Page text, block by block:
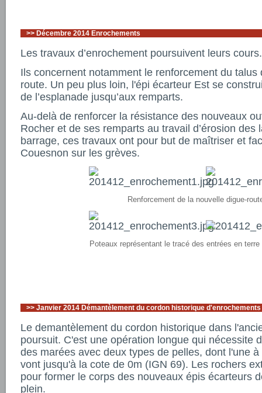
>> Décembre 2014 Enrochements
Les travaux d’enrochement poursuivent leurs cours.
Ils concernent notamment le renforcement du talus
route. Un peu plus loin, l'épi écarteur Est se
de l’esplanade jusqu’aux remparts.
Au-delà de renforcer la résistance des nouveaux
Rocher et de ses remparts au travail d’érosion des
barrage, ces travaux ont pour but de maîtriser et
Couesnon sur les grèves.
Renforcement de la nouvelle digue-
Poteaux représentant le tracé des entrées en
>> Janvier 2014 Démantèlement du cordon historique d'enrochements
Le demantèlement du cordon historique dans
poursuit. C'est une opération longue qui nécessite
des marées avec deux types de pelles, dont l'une
vont jusqu'à la cote de 0m (IGN 69). Les rochers
pour former le corps des nouveaux épis écarteurs
plein.